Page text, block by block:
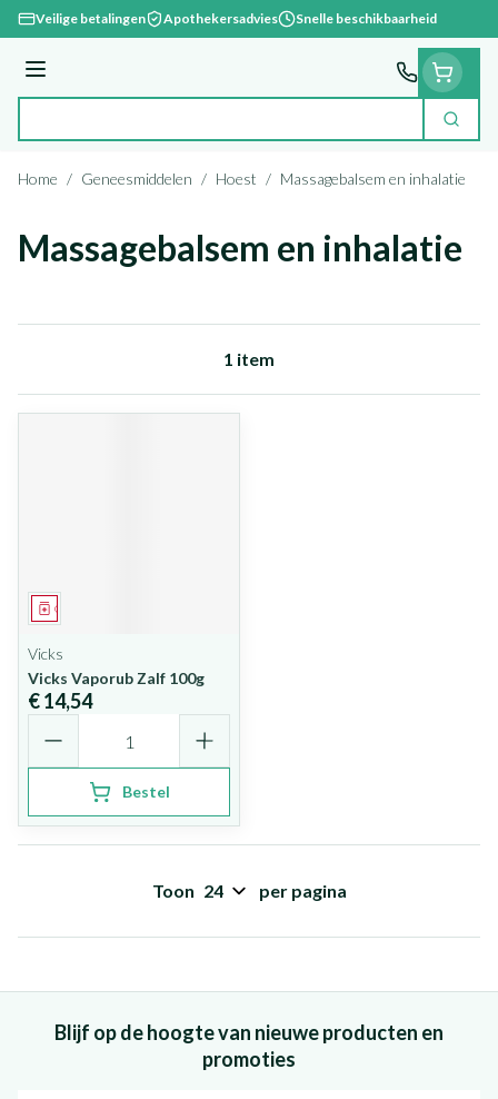
Ga naar de inhoud
Veilige betalingen Apothekersadvies Snelle beschikbaarheid
Menu
Zoek
Home / Geneesmiddelen / Hoest / Massagebalsem en inhalatie
Massagebalsem en inhalatie
1 item
Geneesmiddel
Vicks
Vicks Vaporub Zalf 100g
€ 14,54
Bestel
Toon per pagina
Blijf op de hoogte van nieuwe producten en
promoties